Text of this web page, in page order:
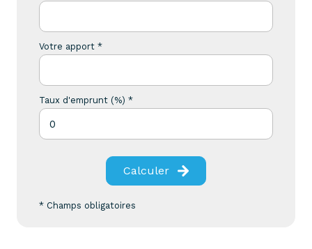
Votre apport *
Taux d'emprunt (%) *
Calculer
* Champs obligatoires